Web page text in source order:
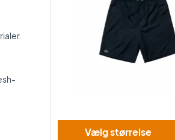
Vælg størrelse